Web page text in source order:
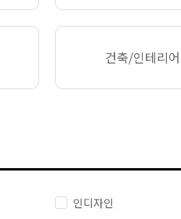
건축/인테리어
인디자인